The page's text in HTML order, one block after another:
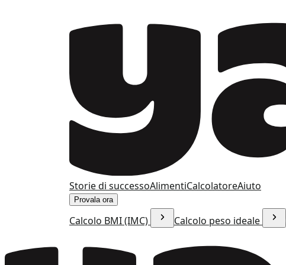
Storie di successoAlimentiCalcolatoreAiuto
Provala ora
Calcolo BMI (IMC) Calcolo peso ideale